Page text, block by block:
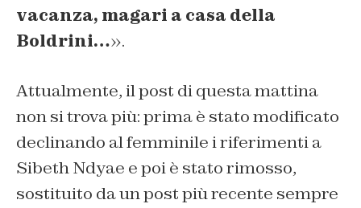
vacanza, magari a casa della
Boldrini…».
Attualmente, il post di questa mattina
non si trova più: prima è stato modificato
declinando al femminile i riferimenti a
Sibeth Ndyae e poi è stato rimosso,
sostituito da un post più recente sempre